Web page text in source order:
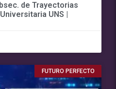
de Trayectorias
UNS |
FUTURO PERFECTO